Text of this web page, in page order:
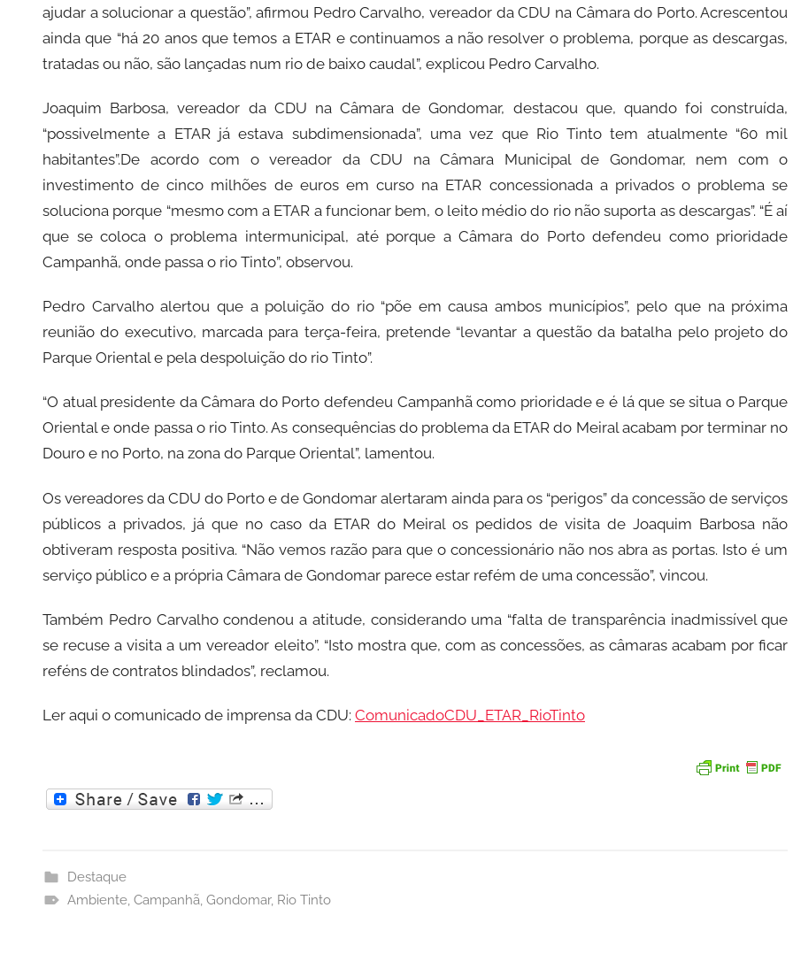
t
o
ajudar a solucionar a questão”, afirmou Pedro Carvalho, vereador da CDU na Câmara do Porto. Acrescentou
ainda que “há 20 anos que temos a ETAR e continuamos a não resolver o problema, porque as descargas,
tratadas ou não, são lançadas num rio de baixo caudal”, explicou Pedro Carvalho.
Joaquim Barbosa, vereador da CDU na Câmara de Gondomar, destacou que, quando foi construída,
“possivelmente a ETAR já estava subdimensionada”, uma vez que Rio Tinto tem atualmente “60 mil
habitantes”.De acordo com o vereador da CDU na Câmara Municipal de Gondomar, nem com o
investimento de cinco milhões de euros em curso na ETAR concessionada a privados o problema se
soluciona porque “mesmo com a ETAR a funcionar bem, o leito médio do rio não suporta as descargas”. “É aí
que se coloca o problema intermunicipal, até porque a Câmara do Porto defendeu como prioridade
Campanhã, onde passa o rio Tinto”, observou.
Pedro Carvalho alertou que a poluição do rio “põe em causa ambos municípios”, pelo que na próxima
reunião do executivo, marcada para terça-feira, pretende “levantar a questão da batalha pelo projeto do
Parque Oriental e pela despoluição do rio Tinto”.
“O atual presidente da Câmara do Porto defendeu Campanhã como prioridade e é lá que se situa o Parque
Oriental e onde passa o rio Tinto. As consequências do problema da ETAR do Meiral acabam por terminar no
Douro e no Porto, na zona do Parque Oriental”, lamentou.
Os vereadores da CDU do Porto e de Gondomar alertaram ainda para os “perigos” da concessão de serviços
públicos a privados, já que no caso da ETAR do Meiral os pedidos de visita de Joaquim Barbosa não
obtiveram resposta positiva. “Não vemos razão para que o concessionário não nos abra as portas. Isto é um
serviço público e a própria Câmara de Gondomar parece estar refém de uma concessão”, vincou.
Também Pedro Carvalho condenou a atitude, considerando uma “falta de transparência inadmissível que
se recuse a visita a um vereador eleito”. “Isto mostra que, com as concessões, as câmaras acabam por ficar
reféns de contratos blindados”, reclamou.
Ler aqui o comunicado de imprensa da CDU: ComunicadoCDU_ETAR_RioTinto
Destaque
Ambiente, Campanhã, Gondomar, Rio Tinto